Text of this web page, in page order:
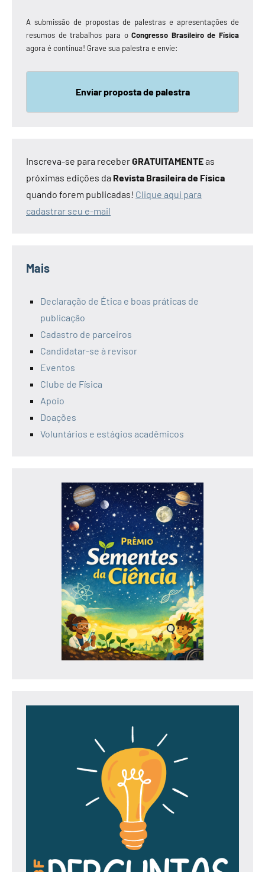
A submissão de propostas de palestras e apresentações de
resumos de trabalhos para oCongresso Brasileiro de Física
agora é contínua! Grave sua palestra e envie:
Enviar proposta de palestra
Inscreva-se para receberGRATUITAMENTEas
próximas edições da Revista Brasileira de Física
quando forem publicadas! Clique aqui para
cadastrar seu e-mail
Mais
Declaração de Ética e boas práticas de
publicação
Cadastro de parceiros
Candidatar-se à revisor
Eventos
Clube de Física
Apoio
Doações
Voluntários e estágios acadêmicos